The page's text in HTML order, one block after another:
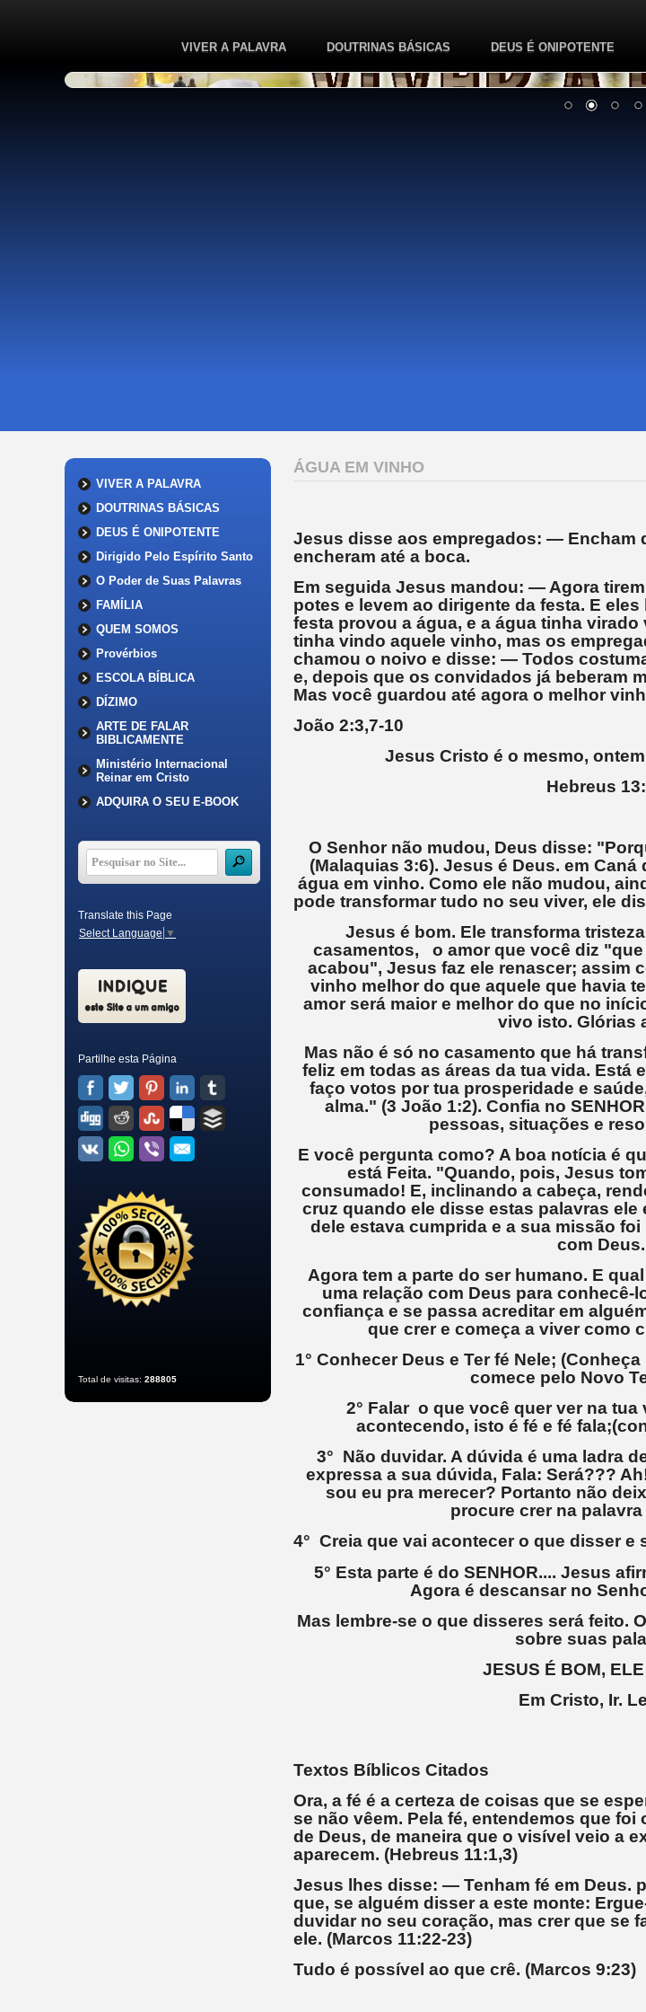
VIVER A PALAVRA DOUTRINAS BÁSICAS DEUS É ONIPOTENTE
VIVER A PALAVRA
DOUTRINAS BÁSICAS
DEUS É ONIPOTENTE
Dirigido Pelo Espírito Santo
O Poder de Suas Palavras
FAMÍLIA
QUEM SOMOS
Provérbios
ESCOLA BÍBLICA
DÍZIMO
ARTE DE FALAR
BIBLICAMENTE
Ministério Internacional
Reinar em Cristo
ADQUIRA O SEU E-BOOK
Translate this Page
Select Language ▼
Partilhe esta Página
Total de visitas: 288805
ÁGUA EM VINHO
Jesus disse aos empregados: — Encham
encheram até a boca.
Em seguida Jesus mandou: — Agora
potes e levem ao dirigente da festa. E
festa provou a água, e a água tinha
tinha vindo aquele vinho, mas os
chamou o noivo e disse: — Todos
e, depois que os convidados já beberam
Mas você guardou até agora o melhor
João 2:3,7-10
Jesus Cristo é o mesmo,
Hebreus
O Senhor não mudou, Deus disse:
(Malaquias 3:6). Jesus é Deus. em
água em vinho. Como ele não mudou,
pode transformar tudo no seu viver, ele
Jesus é bom. Ele transforma
casamentos, o amor que você diz
acabou", Jesus faz ele renascer; assim
vinho melhor do que aquele que havia
amor será maior e melhor do que no
vivo isto. Glórias
Mas não é só no casamento que há
feliz em todas as áreas da tua vida. Está
faço votos por tua prosperidade e
alma." (3 João 1:2). Confia no
pessoas, situações e
E você pergunta como? A boa notícia é
está Feita. "Quando, pois, Jesus
consumado! E, inclinando a cabeça,
cruz quando ele disse estas palavras
dele estava cumprida e a sua missão
com Deus.
Agora tem a parte do ser humano. E
uma relação com Deus para conhecê-
confiança e se passa acreditar em
que crer e começa a viver como
1° Conhecer Deus e Ter fé Nele;
comece pelo Novo
2° Falar o que você quer ver na
acontecendo, isto é fé e fé
3° Não duvidar. A dúvida é uma ladra
expressa a sua dúvida, Fala: Será???
sou eu pra merecer? Portanto não
procure crer na palavra
4° Creia que vai acontecer o que disser e
5° Esta parte é do SENHOR.... Jesus
Agora é descansar no
Mas lembre-se o que disseres será feito.
sobre suas
JESUS É BOM,
Em Cristo, Ir.
Textos Bíblicos Citados
Ora, a fé é a certeza de coisas que se
se não vêem. Pela fé, entendemos que
de Deus, de maneira que o visível veio a
aparecem. (Hebreus 11:1,3)
Jesus lhes disse: — Tenham fé em Deus.
que, se alguém disser a este monte:
duvidar no seu coração, mas crer que se
ele. (Marcos 11:22-23)
Tudo é possível ao que crê. (Marcos 9:23)